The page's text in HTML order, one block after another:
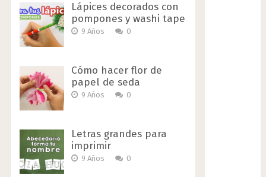
Lápices decorados con
pompones y washi tape
9 Años 0
Cómo hacer flor de
papel de seda
9 Años 0
Letras grandes para
imprimir
9 Años 0